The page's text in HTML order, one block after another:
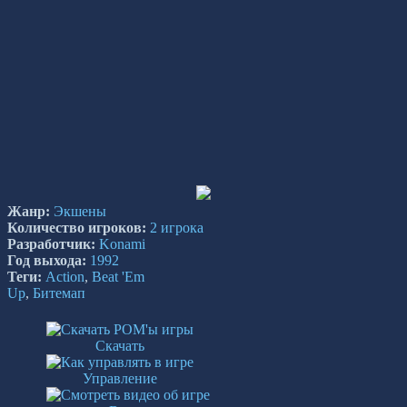
Жанр: Экшены
Количество игроков: 2 игрока
Разработчик: Konami
Год выхода: 1992
Теги: Action, Beat 'Em
Up, Битемап
Скачать
Управление